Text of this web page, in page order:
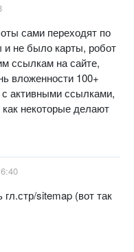
сами переходят по
не было карты, робот
ссылкам на сайте,
вложенности 100+
активными ссылками,
некоторые делают
sitemap (вот так